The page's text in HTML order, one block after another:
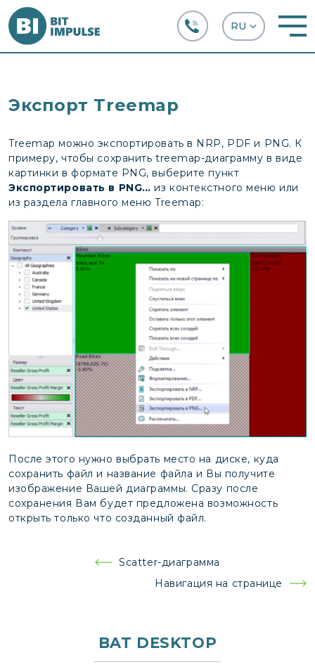
Экспорт Treemap
Treemap можно экспортировать в NRP, PDF и PNG. К
примеру, чтобы сохранить treemap-диаграмму в виде
картинки в формате PNG, выберите пункт
Экспортировать в PNG… из контекстного меню или
из раздела главного меню Treemap:
После этого нужно выбрать место на диске, куда
сохранить файл и название файла и Вы получите
изображение Вашей диаграммы. Сразу после
сохранения Вам будет предложена возможность
открыть только что созданный файл.
Навигация
Scatter-диаграмма
Навигация на странице
BAT DESKTOP